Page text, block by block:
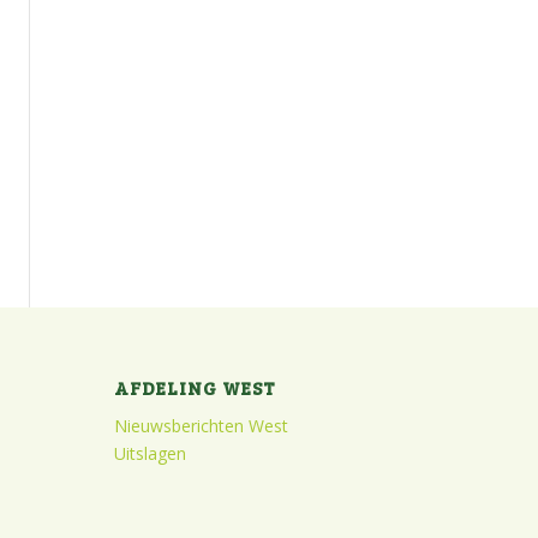
AFDELING WEST
Nieuwsberichten West
Uitslagen